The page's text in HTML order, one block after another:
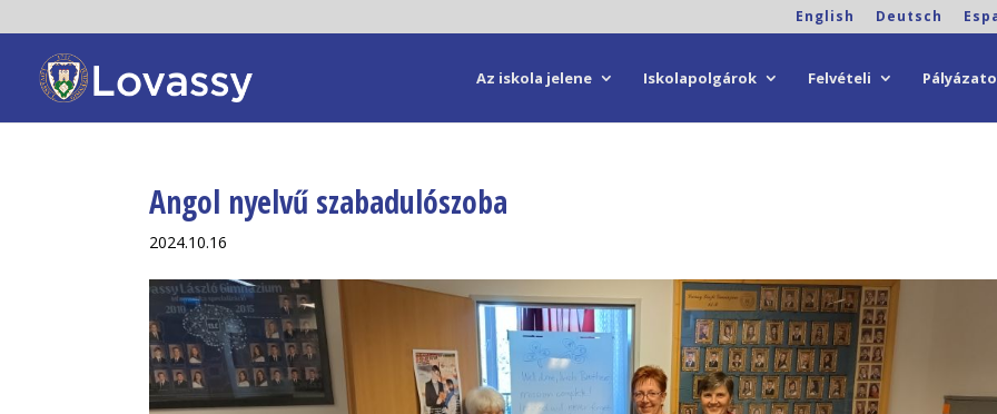
English Deutsch
Az iskola jelene Iskolapolgárok Felvételi
Angol nyelvű szabadulószoba
2024.10.16